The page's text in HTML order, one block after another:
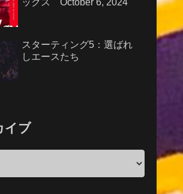
ックス October 6, 2024
スターティング5：選ばれ
しエースたち
イブ